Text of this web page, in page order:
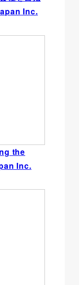
Inc.
the
Inc.